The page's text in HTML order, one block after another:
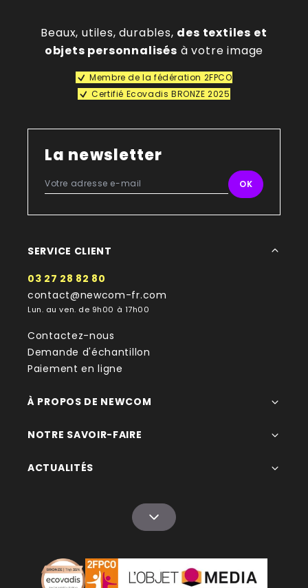
Beaux, utiles, durables, des textiles et
objets personnalisés à votre image
Membre de la fédération 2FPCO
Certifié Ecovadis BRONZE 2025
La newsletter
SERVICE CLIENT
03 27 28 82 80
contact@newcom-fr.com
Lun. au ven. de 9h00 à 17h00
Contactez-nous
Demande d'échantillon
Paiement en ligne
À PROPOS DE NEWCOM
NOTRE SAVOIR-FAIRE
ACTUALITÉS